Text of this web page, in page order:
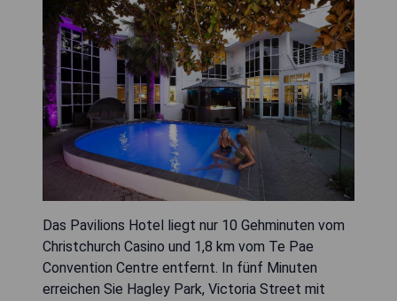
Das Pavilions Hotel liegt nur 10 Gehminuten vom
Christchurch Casino und 1,8 km vom Te Pae
Convention Centre entfernt. In fünf Minuten
erreichen Sie Hagley Park, Victoria Street mit